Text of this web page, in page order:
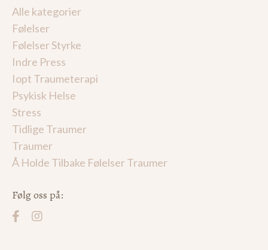
Alle kategorier
Følelser
Følelser Styrke
Indre Press
Iopt Traumeterapi
Psykisk Helse
Stress
Tidlige Traumer
Traumer
Å Holde Tilbake Følelser Traumer
Følg oss på: